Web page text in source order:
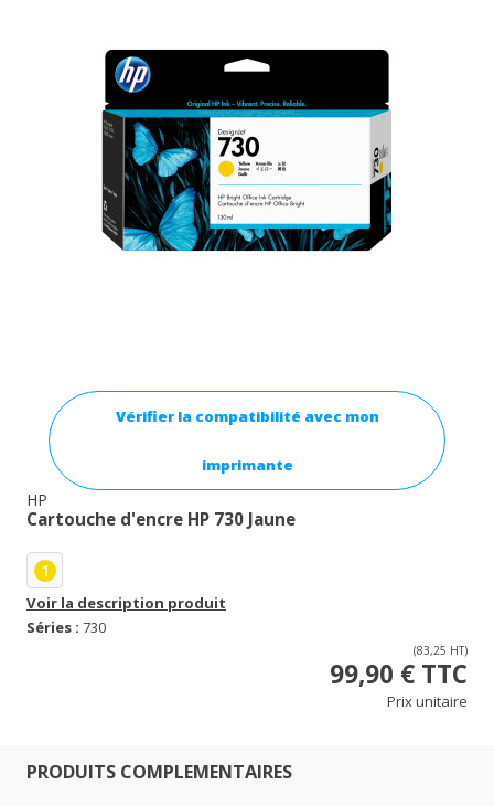
Vérifier la compatibilité avec mon
imprimante
HP
Cartouche d'encre HP 730 Jaune
1
Voir la description produit
Séries : 730
(83,25 HT)
99,90 € TTC
Prix unitaire
PRODUITS COMPLEMENTAIRES